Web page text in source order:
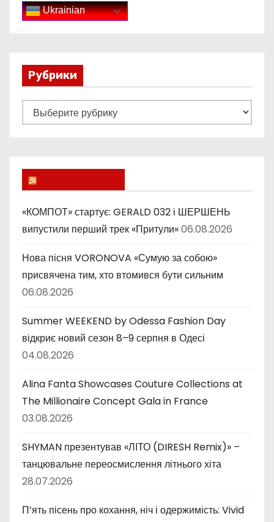
Ukrainian
Рубрики
у
к
и
«КОМПОТ» стартує: GERALD 032 і ШЕРШЕНЬ
випустили перший трек «Притули»06.08.2026
Нова пісня VORONOVA «Сумую за собою»
присвячена тим, хто втомився бути сильним
06.08.2026
Summer WEEKEND by Odessa Fashion Day
відкриє новий сезон 8–9 серпня в Одесі
04.08.2026
Alina Fanta Showcases Couture Collections at
The Millionaire Concept Gala in France
03.08.2026
SHYMAN презентував «ЛІТО (DIRESH Remix)» –
танцювальне переосмислення літнього хіта
28.07.2026
П’ять пісень про кохання, ніч і одержимість: Vivid